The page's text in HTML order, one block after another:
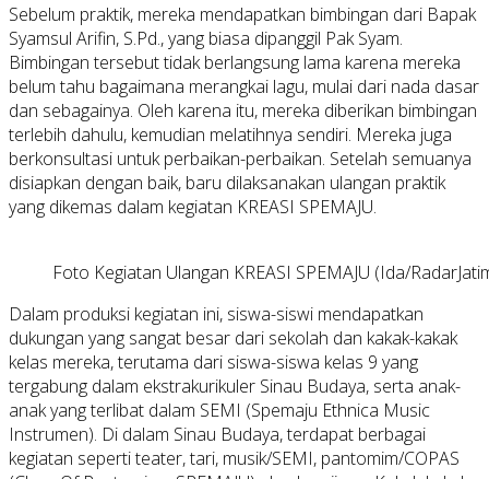
Sebelum praktik, mereka mendapatkan bimbingan dari Bapak
Syamsul Arifin, S.Pd., yang biasa dipanggil Pak Syam.
Bimbingan tersebut tidak berlangsung lama karena mereka
belum tahu bagaimana merangkai lagu, mulai dari nada dasar
dan sebagainya. Oleh karena itu, mereka diberikan bimbingan
terlebih dahulu, kemudian melatihnya sendiri. Mereka juga
berkonsultasi untuk perbaikan-perbaikan. Setelah semuanya
disiapkan dengan baik, baru dilaksanakan ulangan praktik
yang dikemas dalam kegiatan KREASI SPEMAJU.
Foto Kegiatan Ulangan KREASI SPEMAJU (Ida/
Dalam produksi kegiatan ini, siswa-siswi mendapatkan
dukungan yang sangat besar dari sekolah dan kakak-kakak
kelas mereka, terutama dari siswa-siswa kelas 9 yang
tergabung dalam ekstrakurikuler Sinau Budaya, serta anak-
anak yang terlibat dalam SEMI (Spemaju Ethnica Music
Instrumen). Di dalam Sinau Budaya, terdapat berbagai
kegiatan seperti teater, tari, musik/SEMI, pantomim/COPAS